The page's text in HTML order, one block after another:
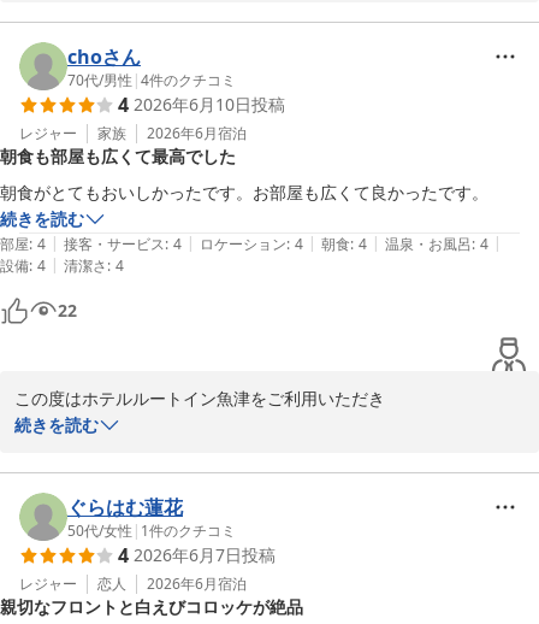
ご宿泊に満足頂けたご様子でスタッフ一同大変嬉しい限りでござい
ます。
朝食レストランでは地元食材など日替わりで提供しており、皆様に
は大変喜ばれております。
今後もより多くのお客様にご満足いただけるよう
スタッフ一同精進して参ります。
また、機会がございましたらぜひご利用くださいませ。心よりお待
ちしております。
フロント　吉野
ホテルルートイン魚津
choさん
70代/男性 |4件のクチコミ
4 2026年6月10日投稿
レジャー 家族 2026年6月宿泊
朝食も部屋も広くて最高でした
朝食がとてもおいしかったです。お部屋も広くて良かったです。
続きを読む
部屋: 4 | 接客・サービス: 4 | ロケーション: 4 | 朝食: 4 | 温泉・お風呂: 4 |
設備: 4 | 清潔さ: 4
22
この度はホテルルートイン魚津をご利用いただき
誠に有難うございます。
お客様のご満足いただけたご様子を拝見し
スタッフ一同大変嬉しく感じております。
当館の朝食は毎日約30種類の品をご用意しており、
和洋バイキングとなっております。
多くのお客様にご満足いただけるよう
続きを読む
ぐらはむ蓮花
50代/女性 | 1件のクチコミ
4 2026年6月7日投稿
レジャー 恋人 2026年6月宿泊
親切なフロントと白えびコロッケが絶品